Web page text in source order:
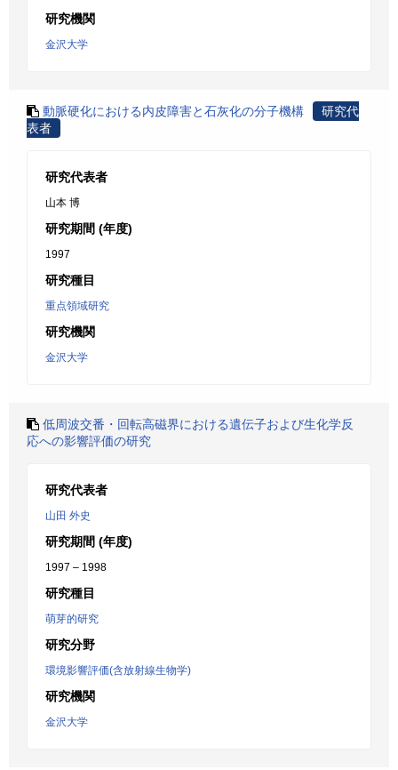
研究機関
金沢大学
動脈硬化における内皮障害と石灰化の分子機構
研究代
表者
研究代表者
山本 博
研究期間 (年度)
1997
研究種目
重点領域研究
研究機関
金沢大学
低周波交番・回転高磁界における遺伝子および生化学反
応への影響評価の研究
研究代表者
山田 外史
研究期間 (年度)
1997 – 1998
研究種目
萌芽的研究
研究分野
環境影響評価(含放射線生物学)
研究機関
金沢大学